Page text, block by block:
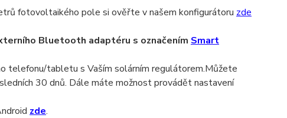
fotovoltaikého pole si ověřte v našem konfigurátoru zde
Bluetooth adaptéru s označením Smart
telefonu/tabletu s Vaším solárním regulátorem.Můžete
30 dnů. Dále máte možnost provádět nastavení
zde.